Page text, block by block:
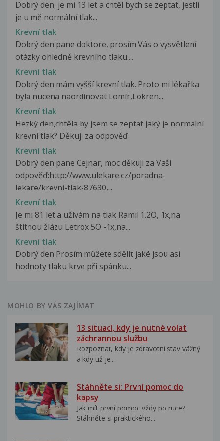
Dobrý den, je mi 13 let a chtěl bych se zeptat, jestli
je u mě normální tlak...
Krevní tlak
Dobrý den pane doktore, prosím Vás o vysvětlení
otázky ohledně krevního tlaku....
Krevní tlak
Dobrý den,mám vyšší krevní tlak. Proto mi lékařka
byla nucena naordinovat Lomír,Lokren...
Krevní tlak
Hezký den,chtěla by jsem se zeptat jaký je normální
krevní tlak? Děkuji za odpověď
Krevní tlak
Dobrý den pane Cejnar, moc děkuji za Vaši
odpověď:http://www.ulekare.cz/poradna-
lekare/krevni-tlak-87630,...
Krevní tlak
Je mi 81 let a užívám na tlak Ramil 1.2O, 1x,na
štítnou žlázu Letrox 5O -1x,na...
Krevní tlak
Dobrý den Prosím můžete sdělit jaké jsou asi
hodnoty tlaku krve při spánku...
MOHLO BY VÁS ZAJÍMAT
13 situací, kdy je nutné volat
záchrannou službu
Rozpoznat, kdy je zdravotní stav vážný
a kdy už je...
Stáhněte si: První pomoc do
kapsy
Jak mít první pomoc vždy po ruce?
Stáhněte si praktického...